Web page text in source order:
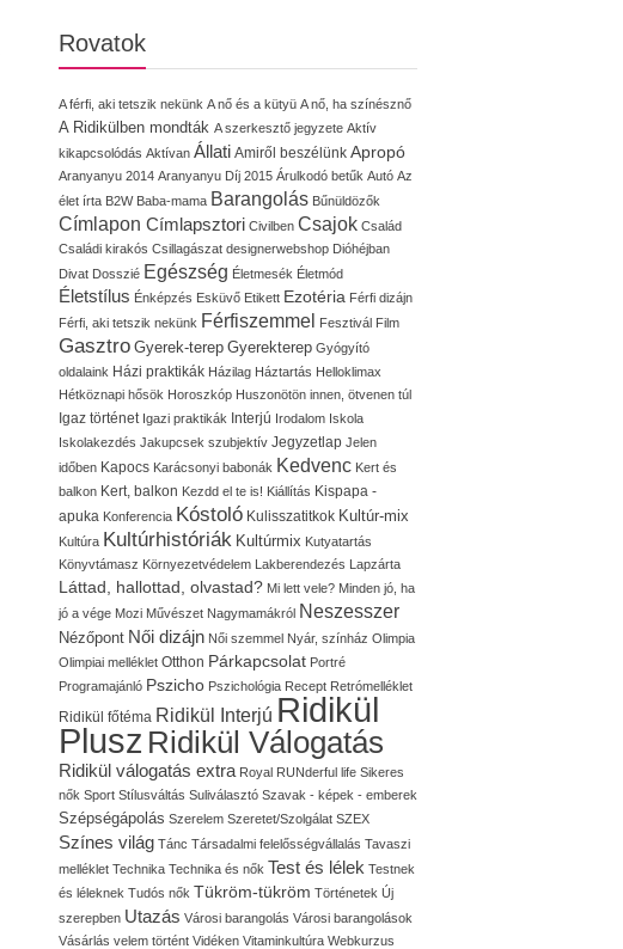
Rovatok
A férfi, aki tetszik nekünk A nő és a kütyü A nő, ha színésznő
A Ridikülben mondták A szerkesztő jegyzete Aktív
kikapcsolódás Aktívan Állati Amiről beszélünk Apropó
Aranyanyu 2014 Aranyanyu Díj 2015 Árulkodó betűk Autó Az
élet írta B2W Baba-mama Barangolás Bűnüldözők
Címlapon Címlapsztori Civilben Csajok Család
Családi kirakós Csillagászat designerwebshop Dióhéjban
Divat Dosszié Egészség Életmesék Életmód
Életstílus Énképzés Esküvő Etikett Ezotéria Férfi dizájn
Férfi, aki tetszik nekünk Férfiszemmel Fesztivál Film
Gasztro Gyerek-terep Gyerekterep Gyógyító
oldalaink Házi praktikák Házilag Háztartás Helloklimax
Hétköznapi hősök Horoszkóp Huszonötön innen, ötvenen túl
Igaz történet Igazi praktikák Interjú Irodalom Iskola
Iskolakezdés Jakupcsek szubjektív Jegyzetlap Jelen
időben Kapocs Karácsonyi babonák Kedvenc Kert és
balkon Kert, balkon Kezdd el te is! Kiállítás Kispapa -
apuka Konferencia Kóstoló Kulisszatitkok Kultúr-mix
Kultúra Kultúrhistóriák Kultúrmix Kutyatartás
Könyvtámasz Környezetvédelem Lakberendezés Lapzárta
Láttad, hallottad, olvastad? Mi lett vele? Minden jó, ha
jó a vége Mozi Művészet Nagymamákról Neszesszer
Nézőpont Női dizájn Női szemmel Nyár, színház Olimpia
Olimpiai melléklet Otthon Párkapcsolat Portré
Programajánló Pszicho Pszichológia Recept Retrómelléklet
Ridikül főtéma Ridikül Interjú Ridikül
Plusz Ridikül Válogatás
Ridikül válogatás extra Royal RUNderful life Sikeres
nők Sport Stílusváltás Suliválasztó Szavak - képek - emberek
Szépségápolás Szerelem Szeretet/Szolgálat SZEX
Színes világ Tánc Társadalmi felelősségvállalás Tavaszi
melléklet Technika Technika és nők Test és lélek Testnek
és léleknek Tudós nők Tükröm-tükröm Történetek Új
szerepben Utazás Városi barangolás Városi barangolások
Vásárlás velem történt Vidéken Vitaminkultúra Webkurzus